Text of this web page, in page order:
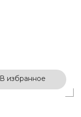
В избранное